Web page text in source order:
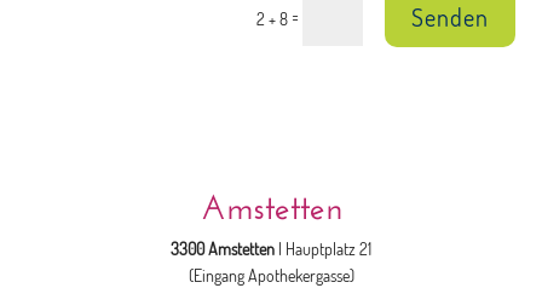
2 + 8= Senden
Amstetten
3300 Amstetten | Hauptplatz 21
(Eingang Apothekergasse)